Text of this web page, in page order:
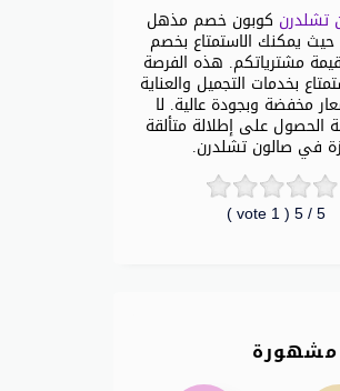
5
/ 5 (
1
vote )
تشلدرن كوبون خصم مذهل
2026، حيث يمكنك الاستمتاع بخصم
مشترياتكم. هذه الفرصة
بخدمات التجميل والعناية
مخفضة وبجودة عالية. لا
الحصول على إطلالة متألقة
في صالون تشلدرن.
مشهورة